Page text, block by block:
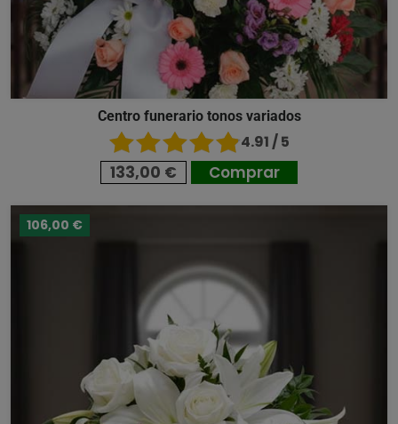
Centro funerario tonos variados
4.91 / 5
133,00 € Comprar
106,00 €